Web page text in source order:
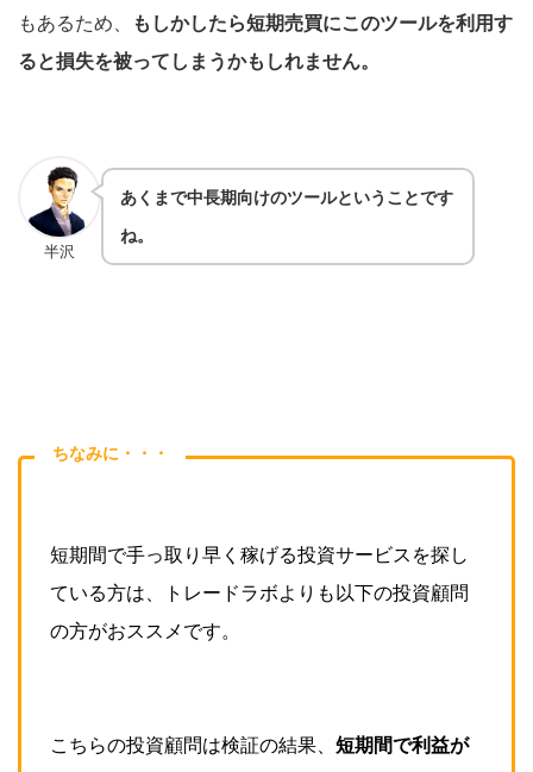
もあるため、
もしかしたら短期売買にこのツールを利用す
ると損失を被ってしまうかもしれません。
半沢
あくまで中長期向けのツールということです
ね。
ちなみに・・・
短期間で手っ取り早く稼げる投資サービスを探し
ている方は、トレードラボよりも以下の投資顧問
の方がおススメです。
こちらの投資顧問は検証の結果、 短期間で利益が